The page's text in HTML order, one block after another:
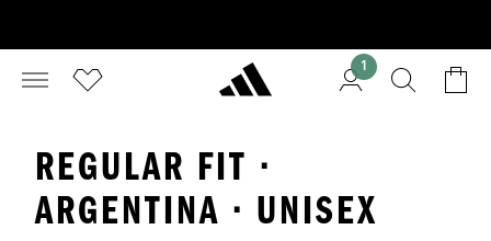
1
REGULAR FIT ·
ARGENTINA · UNISEX